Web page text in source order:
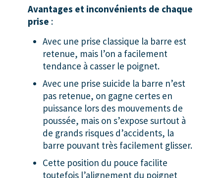
Avantages et inconvénients de chaque
prise :
Avec une prise classique la barre est
retenue, mais l’on a facilement
tendance à casser le poignet.
Avec une prise suicide la barre n’est
pas retenue, on gagne certes en
puissance lors des mouvements de
poussée, mais on s’expose surtout à
de grands risques d’accidents, la
barre pouvant très facilement glisser.
Cette position du pouce facilite
toutefois l’alignement du poignet